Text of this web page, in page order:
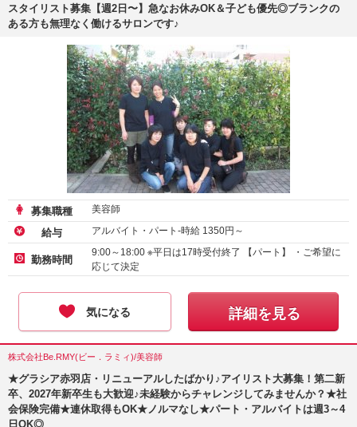
スタイリスト募集【週2日〜】急なお休みOK＆子ども優先◎ブランクの
ある方も無理なく働けるサロンです♪
募集職種 美容師
給与 アルバイト・パート-時給 1350円～
勤務時間
9:00～18:00 ※平日は17時受付終了 【パート】 ・ご希望に
応じて決定
気になる 詳細を見る
株式会社Be.RMY(ビー．ラミィ)/美容師
★グラシア赤羽店・リニューアルしたばかり♪アイリスト大募集！第二新
卒、2027年新卒生も大歓迎♪未経験からチャレンジしてみませんか？★社
会保険完備★連休取得もOK★ノルマなし★パート・アルバイトは週3～4
日OK◎